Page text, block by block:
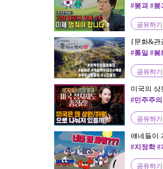
후 위기가
유진)
#붕괴 #붕
공유하기
{문화&관
수목원 언
#통일 #봉
공유하기
미국의 상
는 미국
#민주주
공유하기
얘네들이
정치 이론
#지정학 #
공유하기